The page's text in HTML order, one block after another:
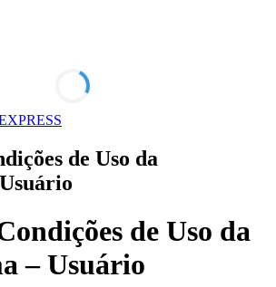
de Uso da
de Uso da
– Usuário